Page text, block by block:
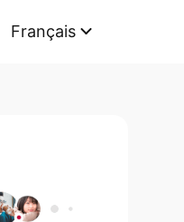
Français